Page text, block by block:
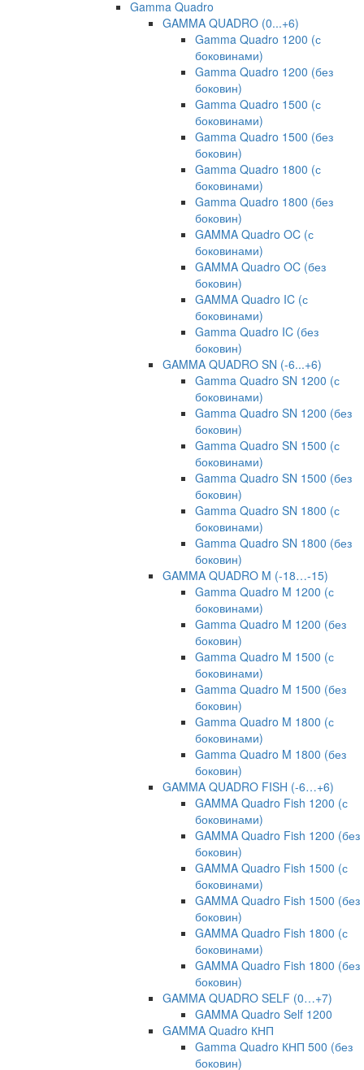
Gamma Quadro
GAMMA QUADRO (0...+6)
Gamma Quadro 1200 (с
боковинами)
Gamma Quadro 1200 (без
боковин)
Gamma Quadro 1500 (с
боковинами)
Gamma Quadro 1500 (без
боковин)
Gamma Quadro 1800 (с
боковинами)
Gamma Quadro 1800 (без
боковин)
GAMMA Quadro OC (с
боковинами)
GAMMA Quadro OC (без
боковин)
GAMMA Quadro IC (с
боковинами)
Gamma Quadro IC (без
боковин)
GAMMA QUADRO SN (-6...+6)
Gamma Quadro SN 1200 (с
боковинами)
Gamma Quadro SN 1200 (без
боковин)
Gamma Quadro SN 1500 (с
боковинами)
Gamma Quadro SN 1500 (без
боковин)
Gamma Quadro SN 1800 (с
боковинами)
Gamma Quadro SN 1800 (без
боковин)
GAMMA QUADRO M (-18…-15)
Gamma Quadro M 1200 (с
боковинами)
Gamma Quadro M 1200 (без
боковин)
Gamma Quadro M 1500 (с
боковинами)
Gamma Quadro M 1500 (без
боковин)
Gamma Quadro M 1800 (с
боковинами)
Gamma Quadro M 1800 (без
боковин)
GAMMA QUADRO FISH (-6…+6)
GAMMA Quadro Fish 1200 (с
боковинами)
GAMMA Quadro Fish 1200 (без
боковин)
GAMMA Quadro Fish 1500 (с
боковинами)
GAMMA Quadro Fish 1500 (без
боковин)
GAMMA Quadro Fish 1800 (с
боковинами)
GAMMA Quadro Fish 1800 (без
боковин)
GAMMA QUADRO SELF (0…+7)
GAMMA Quadro Self 1200
GAMMA Quadro КНП
Gamma Quadro КНП 500 (без
боковин)